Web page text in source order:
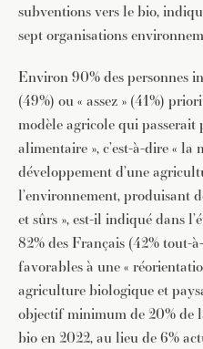
subventions vers le bio,
sept organisations
Environ 90% des personnes
(49%) ou « assez » (41%)
modèle agricole qui
alimentaire », c’est-à-dire « la
développement d’une
l’environnement, produisant
et sûrs », est-il indiqué dans
82% des Français (42% tout-
favorables à une «
agriculture biologique et
objectif minimum de 20% de
bio en 2022, au lieu de 6%